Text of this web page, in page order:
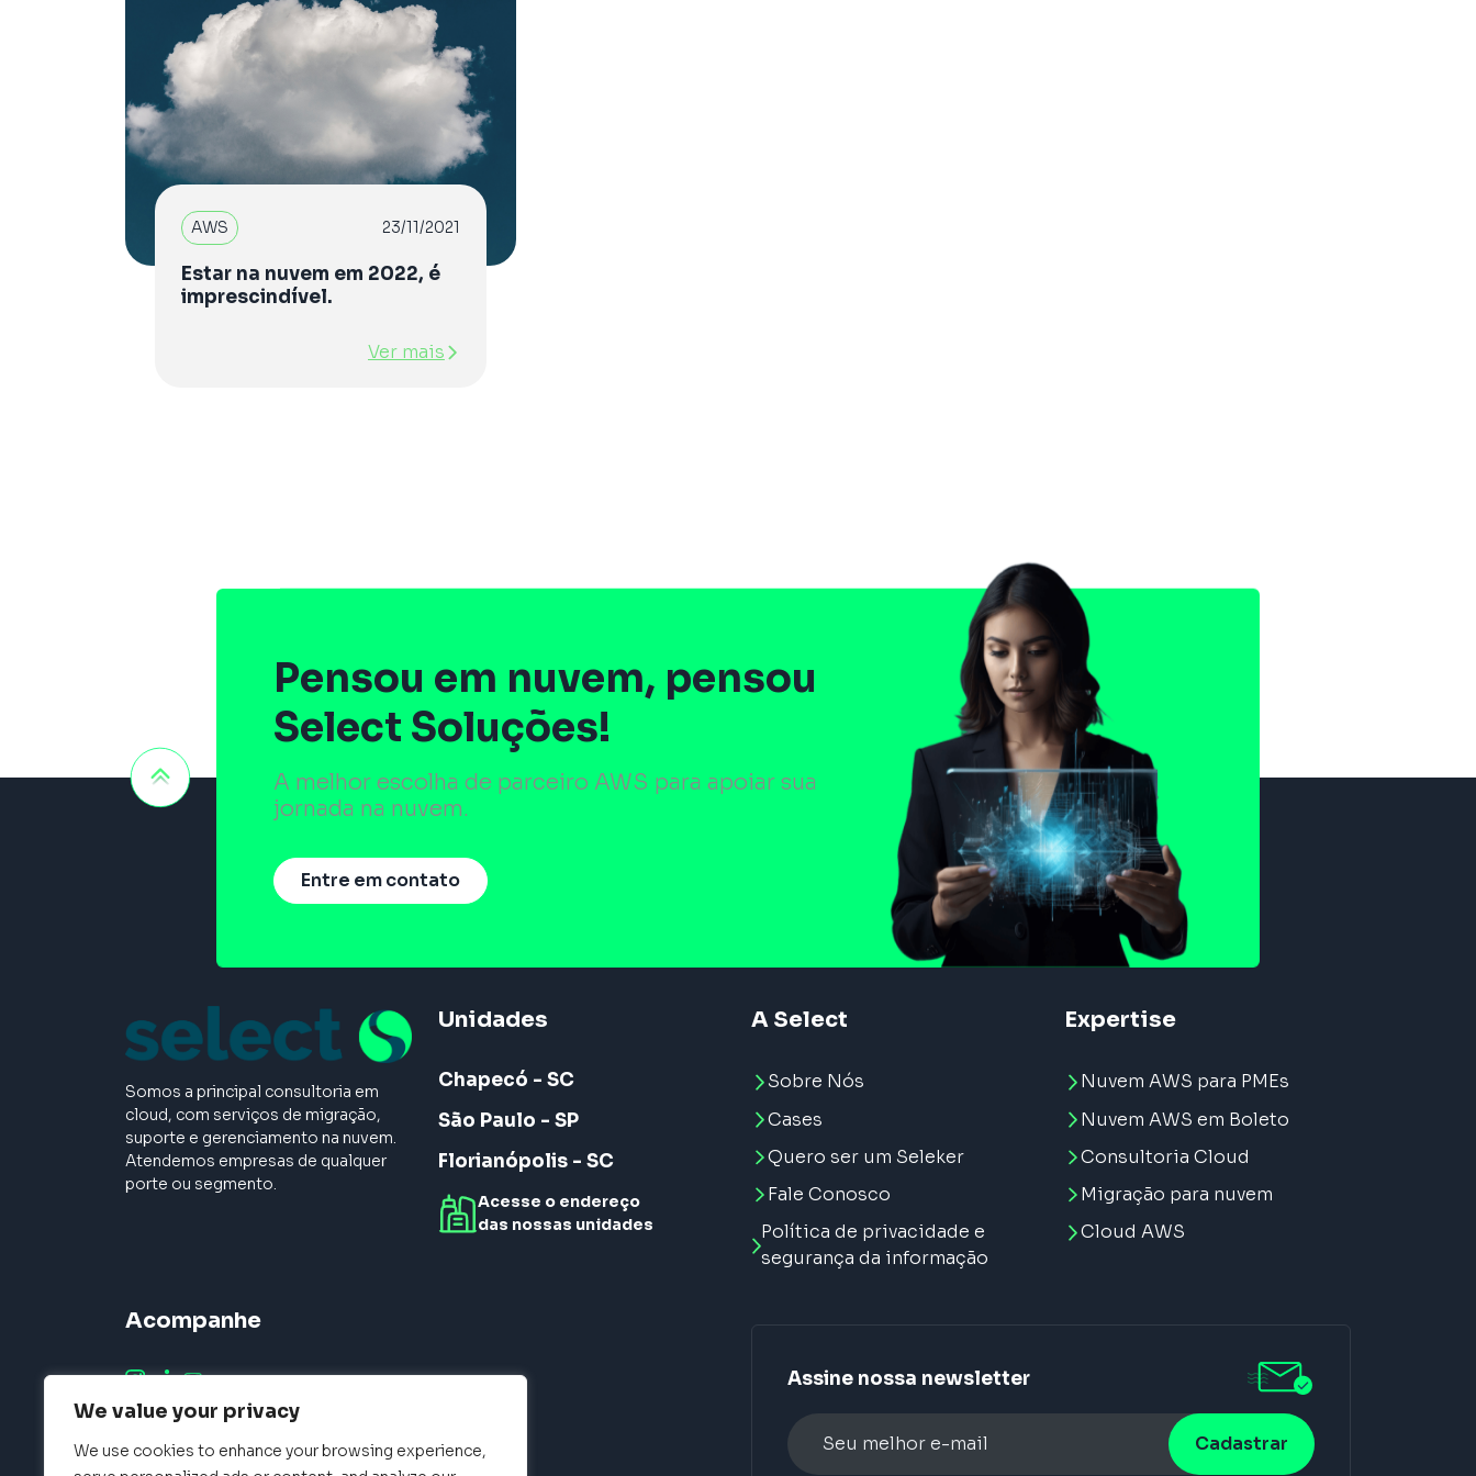
We value your privacy
We use cookies to enhance your browsing experience,
AWS 23/11/2021
Estar na nuvem em 2022, é
imprescindível.
Ver mais
Pensou em nuvem, pensou
Select Soluções!
A melhor escolha de parceiro AWS para apoiar sua
jornada na nuvem.
Entre em contato
Somos a principal consultoria em
cloud, com serviços de migração,
suporte e gerenciamento na nuvem.
Atendemos empresas de qualquer
porte ou segmento.
Unidades
Chapecó - SC
São Paulo - SP
Florianópolis - SC
Acesse o endereço
das nossas unidades
A Select
Sobre Nós
Cases
Quero ser um Seleker
Fale Conosco
Política de privacidade e
segurança da informação
Expertise
Nuvem AWS para PMEs
Nuvem AWS em Boleto
Consultoria Cloud
Migração para nuvem
Cloud AWS
Acompanhe
Assine nossa newsletter